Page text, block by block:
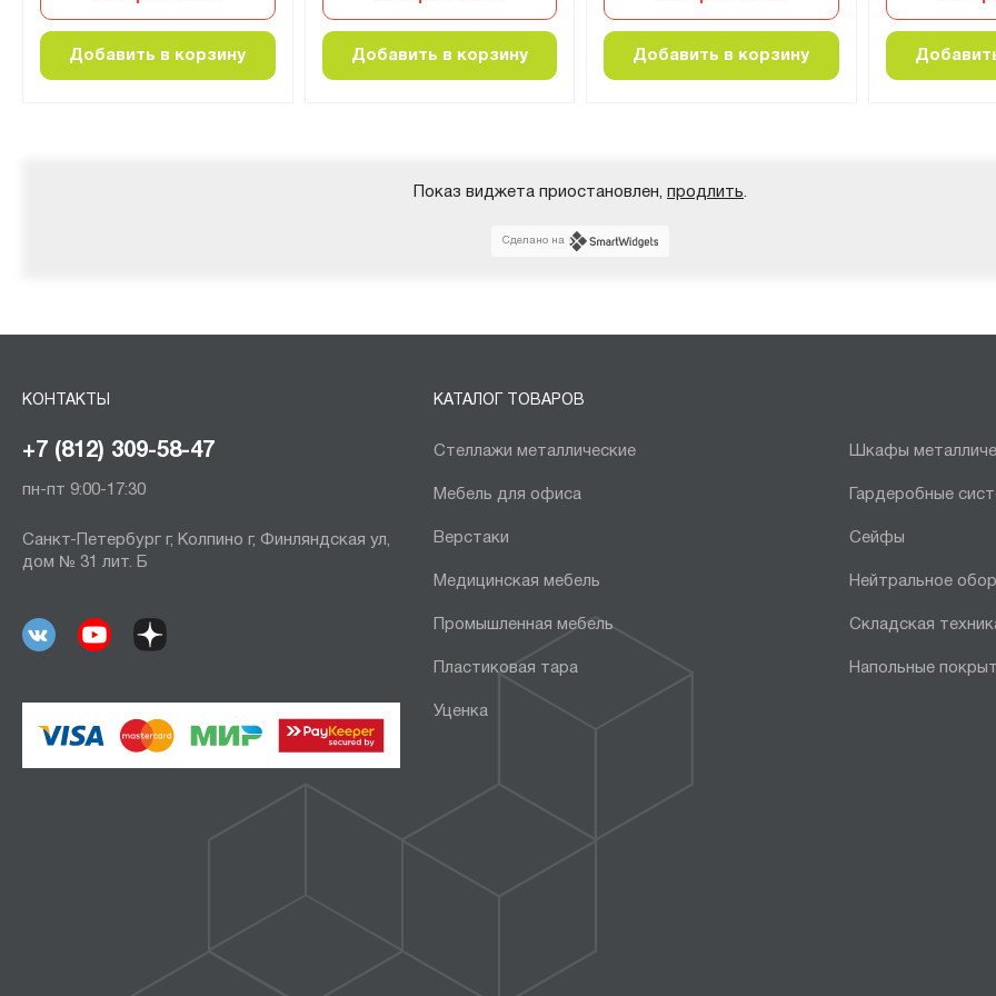
Добавить в корзину Добавить в корзину Добавить в корзину
Показ виджета приостановлен, продлить
Сделано на
КОНТАКТЫ
+7 (812) 309-58-47
пн-пт 9:00-17:30
Санкт-Петербург г, Колпино г, Финляндская ул,
дом № 31 лит. Б
КАТАЛОГ ТОВАРОВ
Стеллажи металлические Шкафы
Мебель для офиса Гардеробные
Верстаки Сейфы
Медицинская мебель Нейтральное
Промышленная мебель Складская
Пластиковая тара Напольные
Уценка